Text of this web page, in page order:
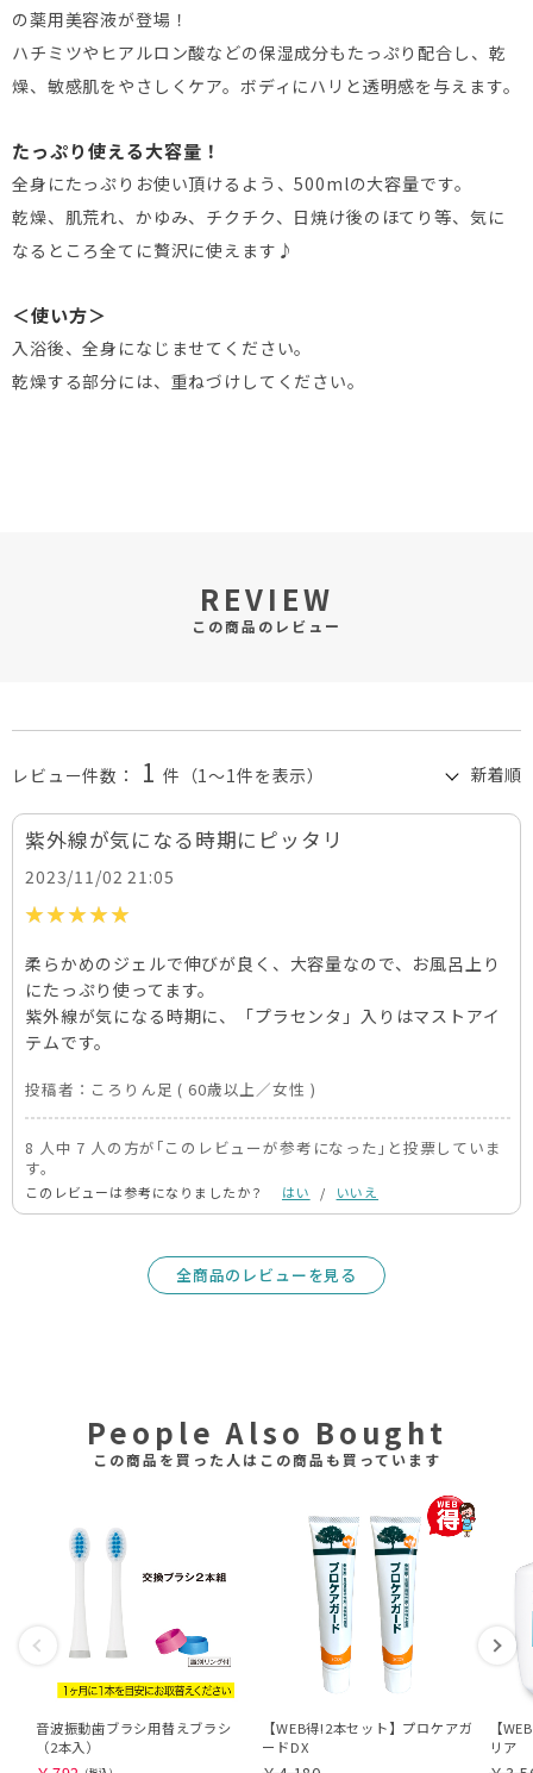
の薬用美容液が登場！
ハチミツやヒアルロン酸などの保湿成分もたっぷり配合し、乾
燥、敏感肌をやさしくケア。ボディにハリと透明感を与えます。
たっぷり使える大容量！
全身にたっぷりお使い頂けるよう、500mlの大容量です。
乾燥、肌荒れ、かゆみ、チクチク、日焼け後のほてり等、気に
なるところ全てに贅沢に使えます♪
＜使い方＞
入浴後、全身になじませてください。
乾燥する部分には、重ねづけしてください。
REVIEW
この商品のレビュー
レビュー件数： 1 件 （1～1件を表示）
紫外線が気になる時期にピッタリ
2023/11/02 21:05
柔らかめのジェルで伸びが良く、大容量なので、お風呂上り
にたっぷり使ってます。
紫外線が気になる時期に、「プラセンタ」入りはマストアイ
テムです。
投稿者： ころりん足 ( 60歳以上／女性 )
8 人中 7 人の方が｢このレビューが参考になった｣と投票していま
す。
このレビューは参考になりましたか？ はい / いいえ
全商品のレビューを見る
People Also Bought
この商品を買った人はこの商品も買っています
音波振動歯ブラシ用替えブラシ
（2本入）
【WEB得!2本セット】プロケアガ
ードDX
【
リア